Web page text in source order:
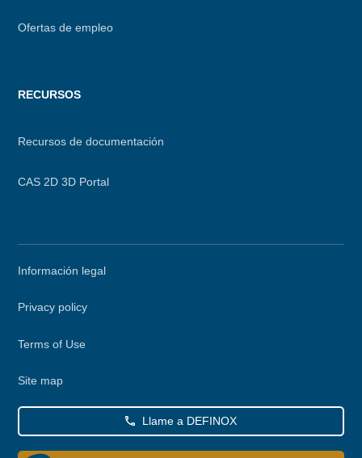
Ofertas de empleo
RECURSOS
Recursos de documentación
CAS 2D 3D Portal
Información legal
Privacy policy
Terms of Use
Site map
Llame a DEFINOX